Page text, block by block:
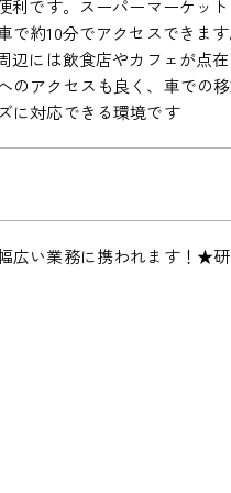
です。スーパーマーケッ
約10分でアクセスできま
辺には飲食店やカフェが点
のアクセスも良く、車での
に対応できる環境です
広い業務に携われます！★